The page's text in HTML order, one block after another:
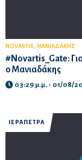
NOVARTIS, ΜΑΝΙΑΔΑΚΗΣ
#Novartis_Gate:
ο Μανιαδάκης
03:29 μ.μ. - 01/08/
ΙΕΡΑΠΕΤΡΑ